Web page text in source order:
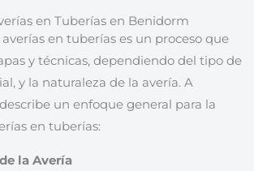
en Tuberías en Benidorm
en tuberías es un proceso que
y técnicas, dependiendo del tipo de
y la naturaleza de la avería. A
un enfoque general para la
en tuberías:
la Avería